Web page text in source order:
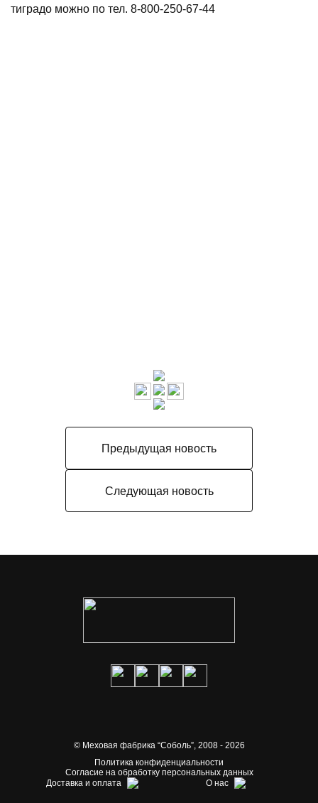
тиградо можно по тел. 8-800-250-67-44
Предыдущая новость
Следующая новость
© Меховая фабрика “Соболь”,2008 - 2026
Политика конфиденциальности
Согласие на обработку персональных данных
Доставка и оплата
О нас